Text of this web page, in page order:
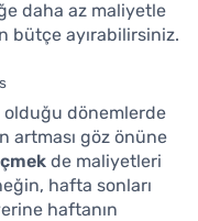
daha az maliyetle
bütçe ayırabilirsiniz.
olduğu dönemlerde
artması göz önüne
de maliyetleri
hafta sonları
haftanın